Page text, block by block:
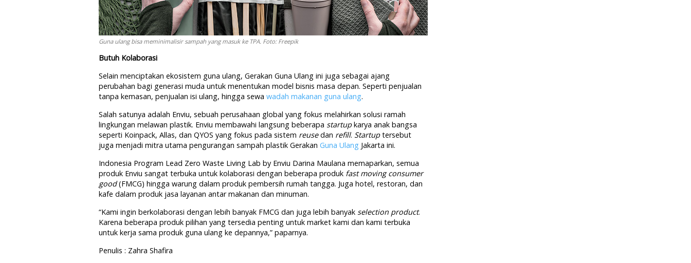
Guna ulang bisa meminimalisir sampah yang masuk ke TPA. Foto: Freepik
Butuh Kolaborasi
Selain menciptakan ekosistem guna ulang, Gerakan Guna Ulang ini juga sebagai ajang
perubahan bagi generasi muda untuk menentukan model bisnis masa depan. Seperti penjualan
tanpa kemasan, penjualan isi ulang, hingga sewa wadah makanan guna ulang.
Salah satunya adalah Enviu, sebuah perusahaan global yang fokus melahirkan solusi ramah
lingkungan melawan plastik. Enviu membawahi langsung beberapa startupkarya anak bangsa
seperti Koinpack, Allas, dan QYOS yang fokus pada sistem reusedan refill. Startuptersebut
juga menjadi mitra utama pengurangan sampah plastik Gerakan Guna Ulang Jakarta ini.
Indonesia Program Lead Zero Waste Living Lab by Enviu Darina Maulana memaparkan, semua
produk Enviu sangat terbuka untuk kolaborasi dengan beberapa produk fast moving consumer
good(FMCG) hingga warung dalam produk pembersih rumah tangga. Juga hotel, restoran, dan
kafe dalam produk jasa layanan antar makanan dan minuman.
“Kami ingin berkolaborasi dengan lebih banyak FMCG dan juga lebih banyak selection product.
Karena beberapa produk pilihan yang tersedia penting untuk market kami dan kami terbuka
untuk kerja sama produk guna ulang ke depannya,” paparnya.
Penulis : Zahra Shafira